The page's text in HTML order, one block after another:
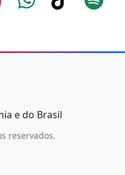
e do Brasil
reservados.